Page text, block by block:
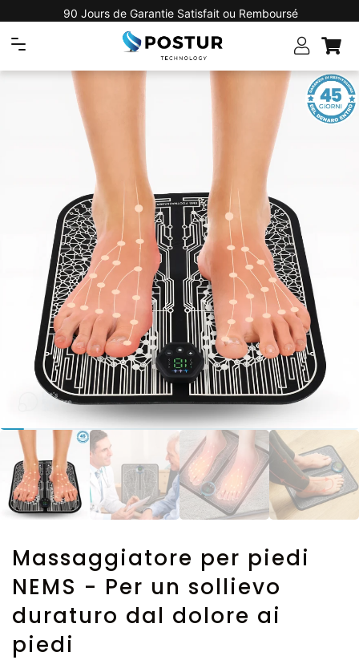
de Garantie Satisfait ou Remboursé
Massaggiatore per piedi
NEMS - Per un sollievo
duraturo dal dolore ai
piedi